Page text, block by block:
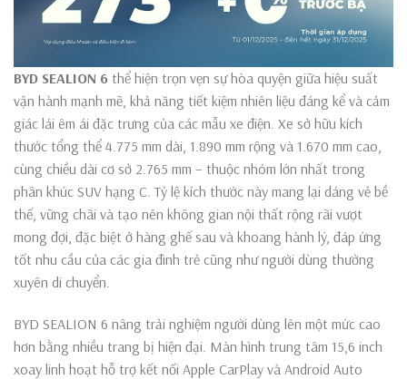
BYD SEALION 6 thể hiện trọn vẹn sự hòa quyện giữa hiệu suất
vận hành mạnh mẽ, khả năng tiết kiệm nhiên liệu đáng kể và cảm
giác lái êm ái đặc trưng của các mẫu xe điện. Xe sở hữu kích
thước tổng thể 4.775 mm dài, 1.890 mm rộng và 1.670 mm cao,
cùng chiều dài cơ sở 2.765 mm – thuộc nhóm lớn nhất trong
phân khúc SUV hạng C. Tỷ lệ kích thước này mang lại dáng vẻ bề
thế, vững chãi và tạo nên không gian nội thất rộng rãi vượt
mong đợi, đặc biệt ở hàng ghế sau và khoang hành lý, đáp ứng
tốt nhu cầu của các gia đình trẻ cũng như người dùng thường
xuyên di chuyển.
BYD SEALION 6 nâng trải nghiệm người dùng lên một mức cao
hơn bằng nhiều trang bị hiện đại. Màn hình trung tâm 15,6 inch
xoay linh hoạt hỗ trợ kết nối Apple CarPlay và Android Auto